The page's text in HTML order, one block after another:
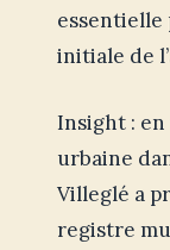
initiale de
Insight :
urbaine
Villeglé a
registre